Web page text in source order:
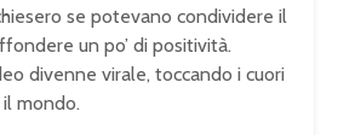
se potevano condividere il
un po’ di positività.
divenne virale, toccando i cuori
mondo.